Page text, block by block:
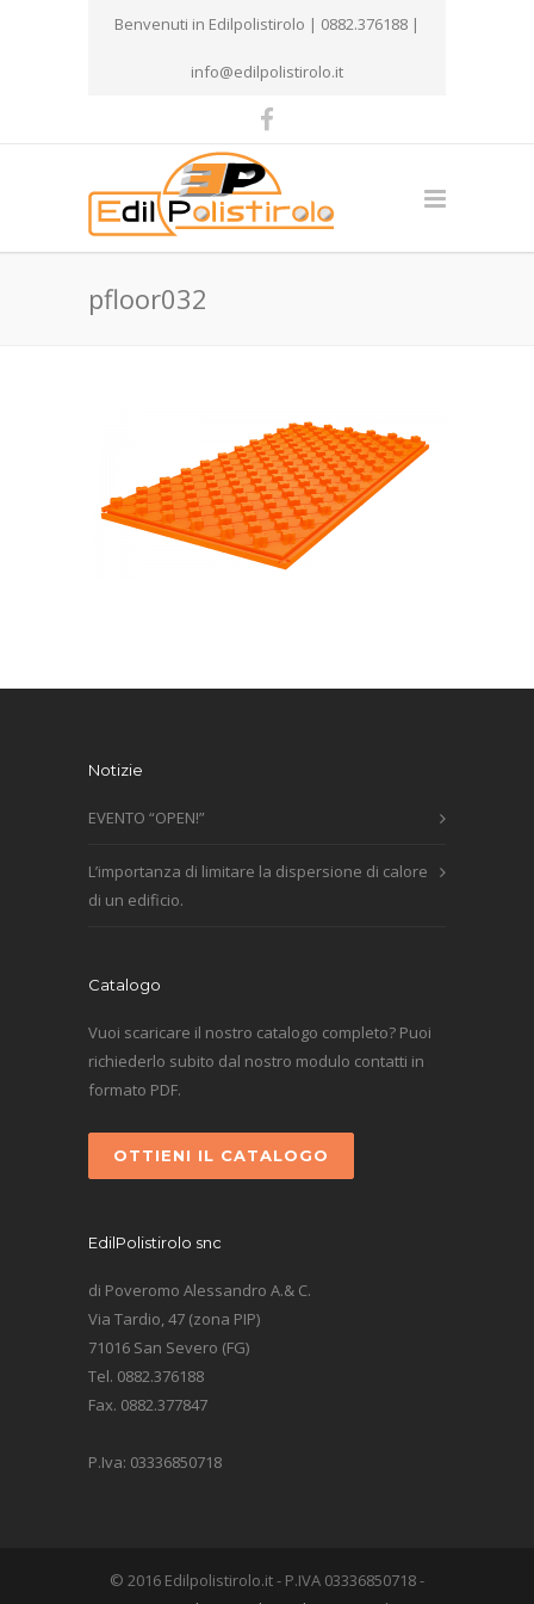
Benvenuti in Edilpolistirolo | 0882.376188 |
info@edilpolistirolo.it
pfloor032
Notizie
EVENTO “OPEN!”
L’importanza di limitare la dispersione di calore
di un edificio.
Catalogo
Vuoi scaricare il nostro catalogo completo? Puoi
richiederlo subito dal nostro modulo contatti in
formato PDF.
OTTIENI IL CATALOGO
EdilPolistirolo snc
di Poveromo Alessandro A.& C.
Via Tardio, 47 (zona PIP)
71016 San Severo (FG)
Tel. 0882.376188
Fax. 0882.377847
P.Iva: 03336850718
© 2016 Edilpolistirolo.it - P.IVA 03336850718 -